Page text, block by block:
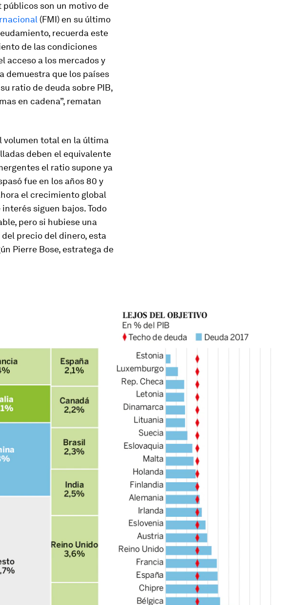
públicos son un motivo de
(FMI) en su último
recuerda este
de las condiciones
acceso a los mercados y
demuestra que los países
ratio de deuda sobre PIB,
en cadena”, rematan
volumen total en la última
deben el equivalente
el ratio supone ya
fue en los años 80 y
el crecimiento global
siguen bajos. Todo
pero si hubiese una
precio del dinero, esta
Pierre Bose, estratega de